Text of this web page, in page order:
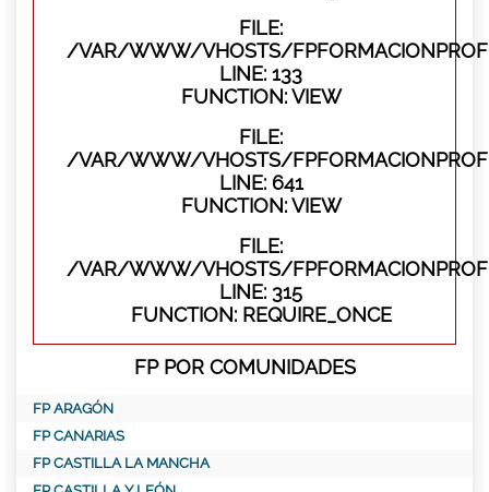
FILE:
/VAR/WWW/VHOSTS/
LINE: 133
FUNCTION: VIEW
FILE:
/VAR/WWW/VHOSTS/
LINE: 641
FUNCTION: VIEW
FILE:
/VAR/WWW/VHOSTS/
LINE: 315
FUNCTION: REQUIRE_ONCE
FP POR COMUNIDADES
FP ARAGÓN
FP CANARIAS
FP CASTILLA LA MANCHA